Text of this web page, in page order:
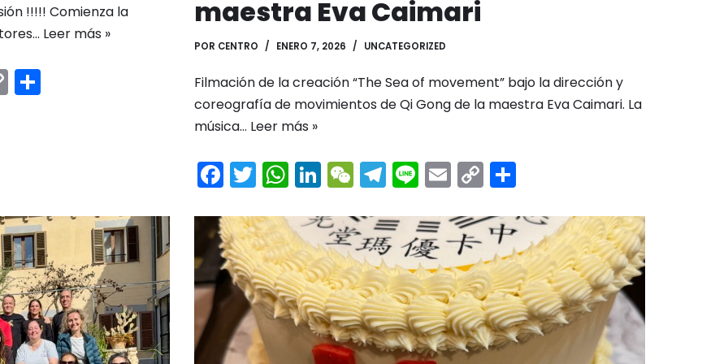
!!!!! Comienza la
Leer más »
C
o
n
k
tir
maestra Eva Caimari
POR CENTRO ENERO 7, 2026 UNCATEGORIZED
Filmación de la creación “The Sea of movement” bajo la dirección y
coreografía de movimientos de Qi Gong de la maestra Eva Caimari. La
música… Leer más »
F
a
c
e
b
o
o
k
T
w
itt
er
W
h
a
ts
A
p
p
Li
n
k
e
dI
n
W
e
C
h
a
t
T
el
e
gr
a
m
Li
n
e
E
m
ai
l
C
o
p
y
Li
n
k
m
p
ar
tir